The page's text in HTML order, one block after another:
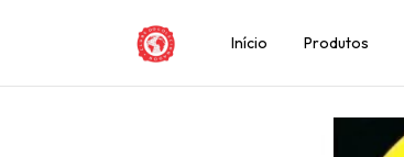
Início Produtos